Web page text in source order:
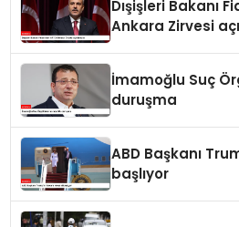
Dışişleri Bakanı
Ankara Zirvesi
İmamoğlu Suç
duruşma
ABD Başkanı
başlıyor